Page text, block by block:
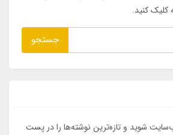
کلیک کنید.
جستجو
شوید و تازه‌ترین نوشته‌ها را در پست